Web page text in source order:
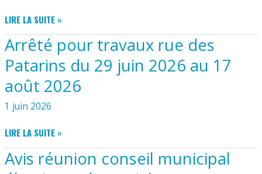
ARRÊTÉ
POUR
REMPLACEMENT
POTEAUX
TÉLÉPHONIQUES
LIRE LA SUITE »
Arrêté pour travaux rue des
Patarins du 29 juin 2026 au 17
août 2026
1 juin 2026
ARRÊTÉ
POUR
TRAVAUX
RUE
LIRE LA SUITE »
Avis réunion conseil municipal